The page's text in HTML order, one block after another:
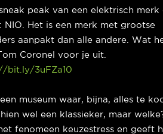
peak van een elektrisch merk
Het is een merk met grootse
aanpakt dan alle andere. Wat
Coronel voor je uit.
bit.ly/3uFZa10
museum waar, bijna, alles te
wel een klassieker, maar
fenomeen keuzestress en geeft